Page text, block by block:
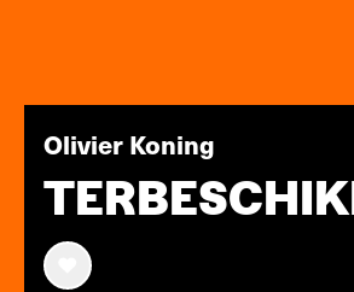
Olivier Koning